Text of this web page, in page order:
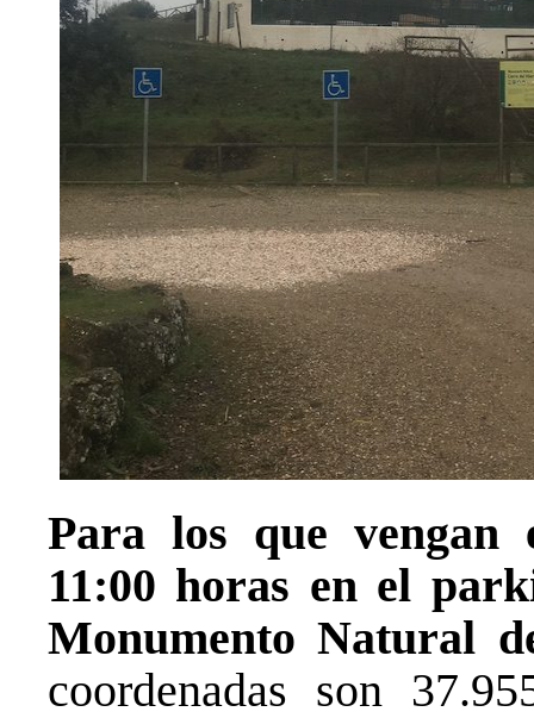
Para los que vengan
11:00 horas en el
Monumento Natural
coordenadas son